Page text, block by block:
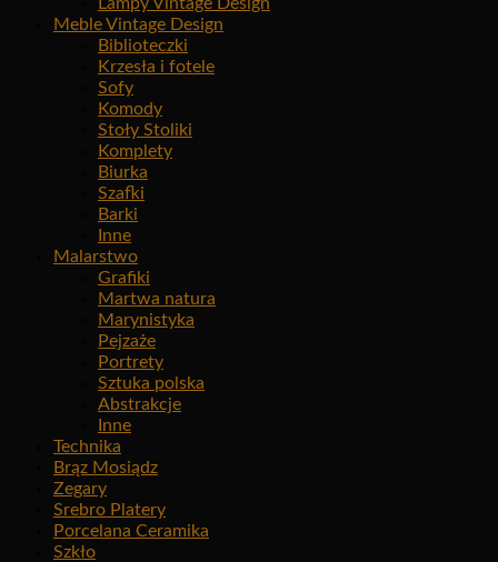
Meble Vintage Design
Biblioteczki
Krzesła i fotele
Sofy
Komody
Stoły Stoliki
Komplety
Biurka
Szafki
Barki
Inne
Malarstwo
Grafiki
Martwa natura
Marynistyka
Pejzaże
Portrety
Sztuka polska
Abstrakcje
Inne
Technika
Brąz Mosiądz
Zegary
Srebro Platery
Porcelana Ceramika
Szkło